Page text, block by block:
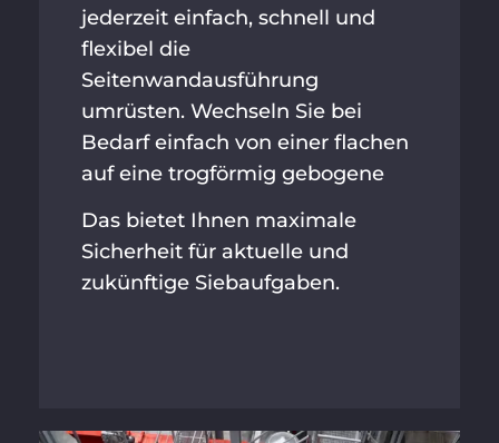
jederzeit einfach, schnell und
flexibel die
Seitenwandausführung
umrüsten. Wechseln Sie bei
Bedarf einfach von einer flachen
auf eine trogförmig gebogene
Das bietet Ihnen maximale
Sicherheit für aktuelle und
zukünftige Siebaufgaben.